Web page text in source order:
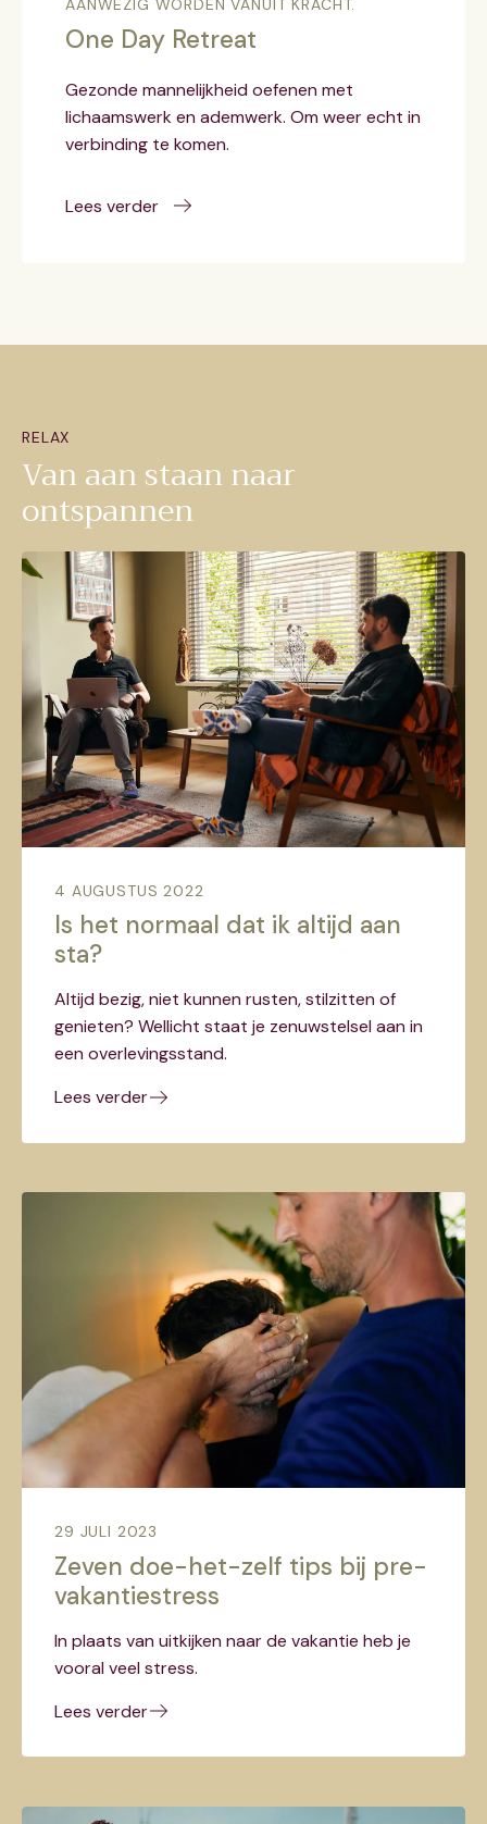
AANWEZIG WORDEN VANUIT KRACHT.
One Day Retreat
Gezonde mannelijkheid oefenen met
lichaamswerk en ademwerk. Om weer echt in
verbinding te komen.
Lees verder
RELAX
Van aan staan naar
ontspannen
4 AUGUSTUS 2022
Is het normaal dat ik altijd aan
sta?
Altijd bezig, niet kunnen rusten, stilzitten of
genieten? Wellicht staat je zenuwstelsel aan in
een overlevingsstand.
Lees verder
29 JULI 2023
Zeven doe-het-zelf tips bij pre-
vakantiestress
In plaats van uitkijken naar de vakantie heb je
vooral veel stress.
Lees verder